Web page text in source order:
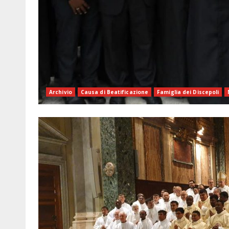
Archivio Causa di Beatificazione Famiglia dei Discepoli